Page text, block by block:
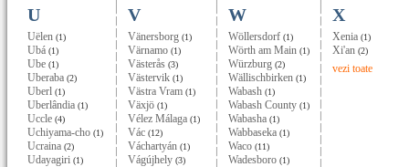
U
Uëlen (1)
Ubá (1)
Ube (1)
Uberaba (2)
Uberl (1)
Uberlândia (1)
Uccle (4)
Uchiyama-cho (1)
Ucraina (2)
Udayagiri (1)
V
Vänersborg (1)
Värnamo (1)
Västerås (3)
Västervik (1)
Västra Vram (1)
Växjö (1)
Vélez Málaga (1)
Vác (12)
Váchartyán (1)
Vágújhely (3)
W
Wöllersdorf (1)
Wörth am Main (1)
Würzburg (2)
Wällischbirken (1)
Wabash (1)
Wabash County (1)
Wabasha (1)
Wabbaseka (1)
Waco (11)
Wadesboro (1)
X
Xenia (1)
Xi'an (2)
vezi toate